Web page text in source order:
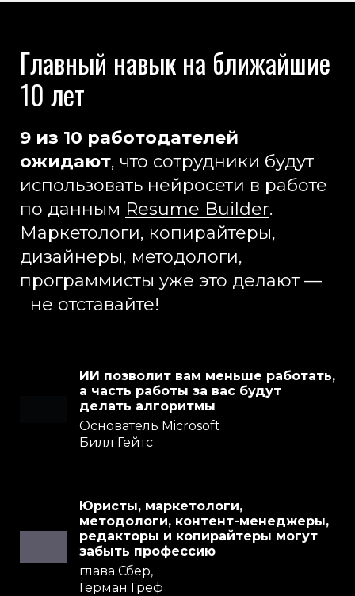
Главный навык на ближайшие
10 лет
9 из 10 работодателей
ожидают, что сотрудники будут
использовать нейросети в работе
по данным Resume Builder.
Маркетологи, копирайтеры,
дизайнеры, методологи,
программисты уже это делают —
не отставайте!
ИИ позволит вам меньше работать,
а часть работы за вас будут
делать алгоритмы
Основатель Microsoft
Билл Гейтс
Юристы, маркетологи,
методологи, контент-менеджеры,
редакторы и копирайтеры могут
забыть профессию
глава Сбер,
Герман Греф